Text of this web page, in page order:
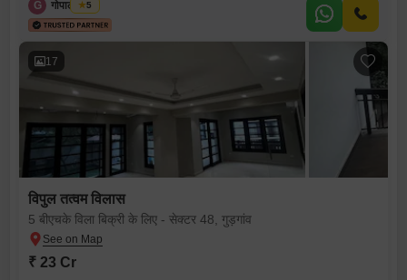
G गोपाल चौधरी
5
17
विपुल तत्वम विलास
5 बीएचके विला बिक्री के लिए - सेक्टर 48, गुड़गांव
₹ 23 Cr